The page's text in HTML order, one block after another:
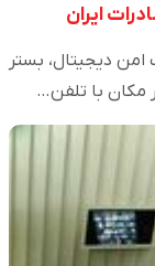
ایران
امن دیجیتال، بستر
مکان با تلفن…